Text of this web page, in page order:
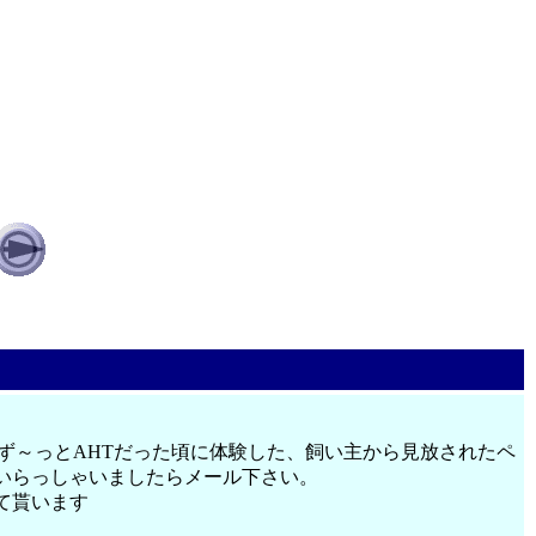
～っとAHTだった頃に体験した、飼い主から見放されたペ
っしゃいましたらメール下さい。
貰います